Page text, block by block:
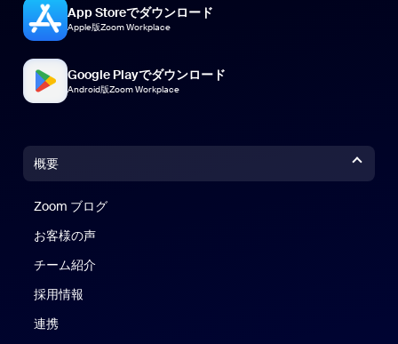
App Storeでダウンロード
Apple版Zoom Workplace
Google Playでダウンロード
Android版Zoom Workplace
概要
Zoom ブログ
お客様の声
チーム紹介
採用情報
連携